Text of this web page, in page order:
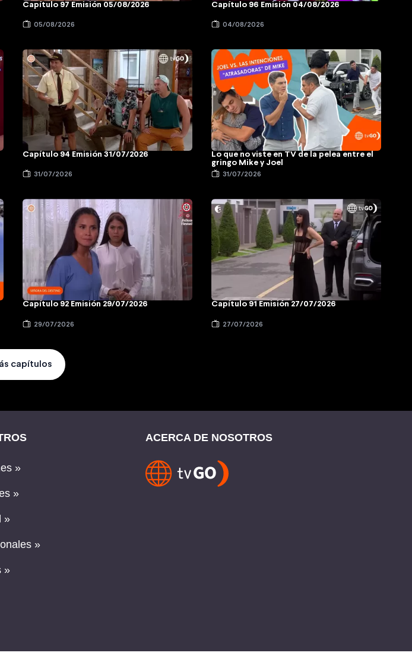
Capítulo 97 Emisión 05/08/2026
05/08/2026
Capítulo 96 Emisión 04/08/2026
04/08/2026
Capítulo 94 Emisión 31/07/2026
31/07/2026
Lo que no viste en TV de la pelea entre el
gringo Mike y Joel
31/07/2026
Capítulo 92 Emisión 29/07/2026
29/07/2026
Capítulo 91 Emisión 27/07/2026
27/07/2026
capítulos
»
»
»
»
»
ACERCA DE NOSOTROS